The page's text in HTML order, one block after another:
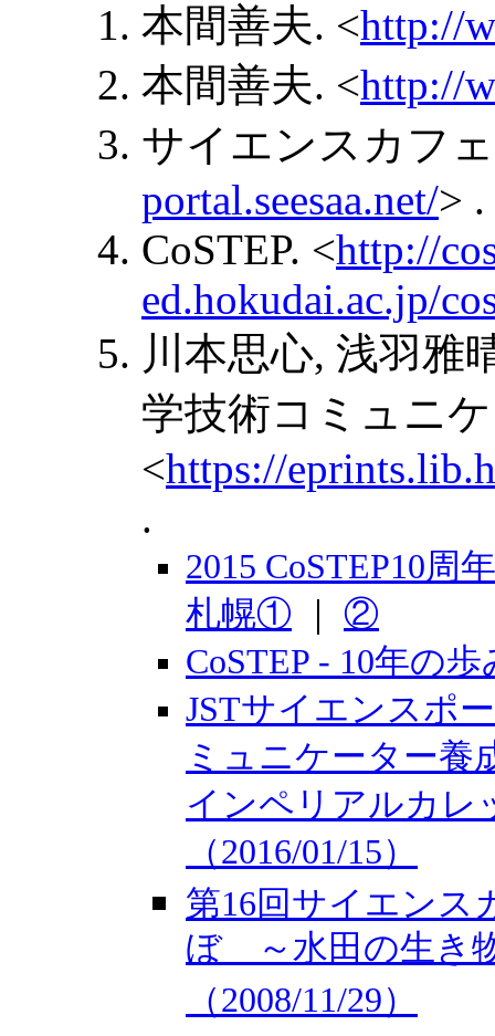
本間善夫. <http://
本間善夫. <http://
サイエンスカフ
portal.seesaa.net/> .
CoSTEP. <http://
ed.hokudai.ac.jp/
川本思心, 浅羽雅
学技術コミュニ
<https://
.
2015 CoSTEP10
札幌①
②
CoSTEP - 10年の歩
JSTサイエンスポ
ミュニケーター養
インペリアルカレ
（2016/01/15）
第16回サイエンス
ぼ ～水田の生き
（2008/11/29）